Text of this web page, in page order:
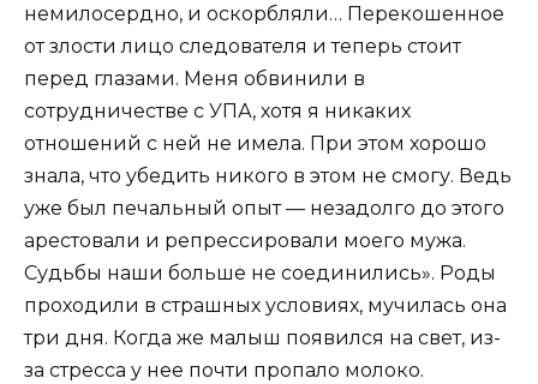
немилосердно, и оскорбляли… Перекошенное
от злости лицо следователя и теперь стоит
перед глазами. Меня обвинили в
сотрудничестве с УПА, хотя я никаких
отношений с ней не имела. При этом хорошо
знала, что убедить никого в этом не смогу. Ведь
уже был печальный опыт — незадолго до этого
арестовали и репрессировали моего мужа.
Судьбы наши больше не соединились». Роды
проходили в страшных условиях, мучилась она
три дня. Когда же малыш появился на свет, из-
за стресса у нее почти пропало молоко.